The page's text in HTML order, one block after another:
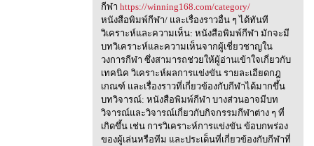
กีฬา https://winning168.com/category/
หนังสือพิมพ์กีฬา/ และเรื่องราวอื่น ๆ ได้ทันที
วิเคราะห์และความเห็น: หนังสือพิมพ์กีฬา มักจะมี
บทวิเคราะห์และความเห็นจากผู้เชี่ยวชาญใน
วงการกีฬา ซึ่งสามารถช่วยให้ผู้อ่านเข้าใจเกี่ยวกับ
เทคนิค วิเคราะห์ผลการแข่งขัน รายละเอียดกฎ
เกณฑ์ และเรื่องราวที่เกี่ยวข้องกับกีฬาได้มากขึ้น
บทวิจารณ์: หนังสือพิมพ์กีฬา บางส่วนอาจมีบท
วิจารณ์และวิจารณ์เกี่ยวกับกิจกรรมกีฬาต่าง ๆ ที่
เกิดขึ้น เช่น การวิเคราะห์การแข่งขัน ข้อบกพร่อง
ของผู้เล่นหรือทีม และประเด็นที่เกี่ยวข้องกับกีฬาที่